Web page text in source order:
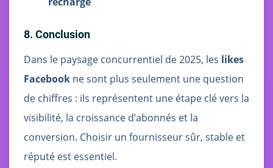
8. Conclusion
Dans le paysage concurrentiel de 2025, les likes
Facebook ne sont plus seulement une question
de chiffres : ils représentent une étape clé vers la
visibilité, la croissance d’abonnés et la
conversion. Choisir un fournisseur sûr, stable et
réputé est essentiel.